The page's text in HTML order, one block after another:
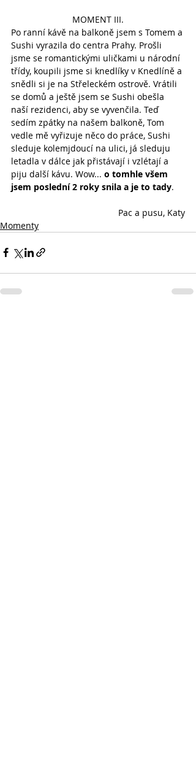
MOMENT III.
Po ranní kávě na balkoně jsem s Tomem a
Sushi vyrazila do centra Prahy. Prošli
jsme se romantickými uličkami u národní
třídy, koupili jsme si knedlíky v Knedlíně a
snědli si je na Střeleckém ostrově. Vrátili
se domů a ještě jsem se Sushi obešla
naší rezidenci, aby se vyvenčila. Teď
sedím zpátky na našem balkoně, Tom
vedle mě vyřizuje něco do práce, Sushi
sleduje kolemjdoucí na ulici, já sleduju
letadla v dálce jak přistávají i vzlétají a
piju další kávu. Wow... o tomhle všem
jsem poslední 2 roky snila a je to tady.
Pac a pusu, Katy
Momenty